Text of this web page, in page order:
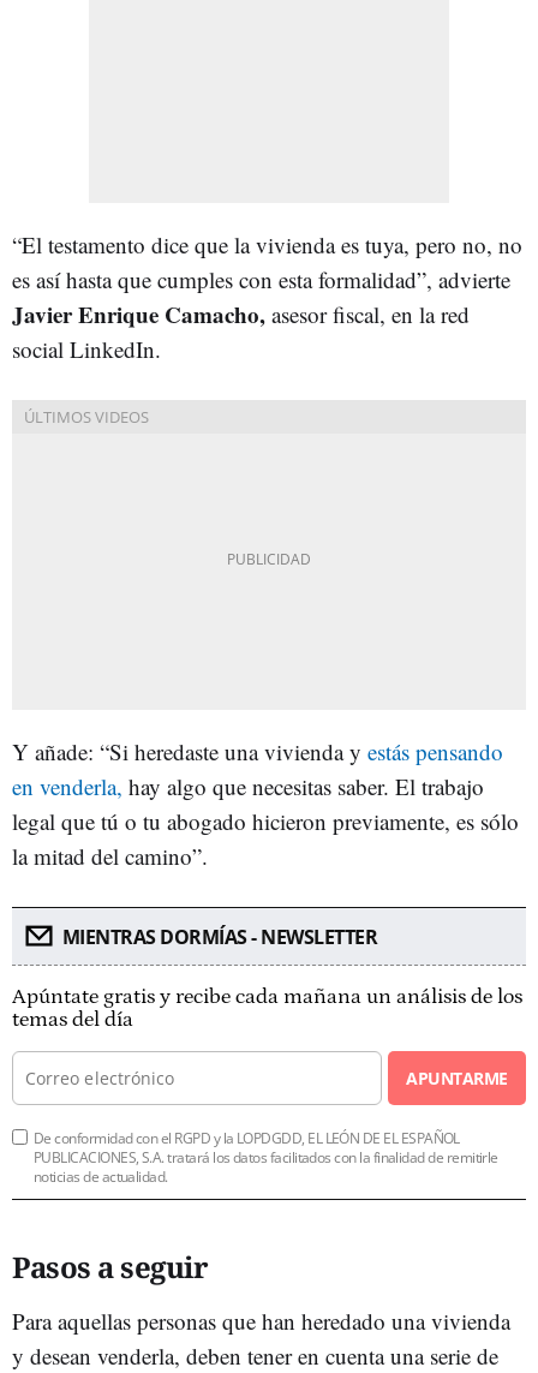
“El testamento dice que la vivienda es tuya, pero no, no
es así hasta que cumples con esta formalidad”, advierte
Javier Enrique Camacho, asesor fiscal, en la red
social LinkedIn.
Y añade: “Si heredaste una vivienda y estás pensando
en venderla, hay algo que necesitas saber. El trabajo
legal que tú o tu abogado hicieron previamente, es sólo
la mitad del camino”.
MIENTRAS DORMÍAS - NEWSLETTER
Apúntate gratis y recibe cada mañana un análisis de los
temas del día
APUNTARME
De conformidad con el RGPD y la LOPDGDD, EL LEÓN DE EL ESPAÑOL
PUBLICACIONES, S.A. tratará los datos facilitados con la finalidad de remitirle
noticias de actualidad.
Pasos a seguir
Para aquellas personas que han heredado una vivienda
y desean venderla, deben tener en cuenta una serie de